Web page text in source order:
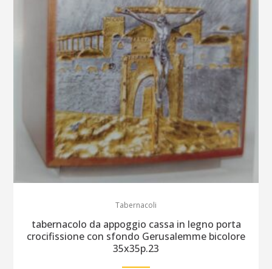
Tabernacoli
tabernacolo da appoggio cassa in legno porta
crocifissione con sfondo Gerusalemme bicolore
35x35p.23